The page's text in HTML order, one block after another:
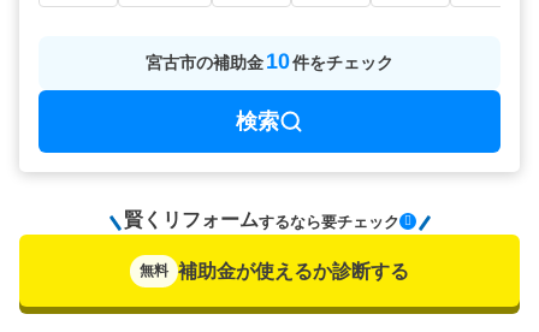
宮古市の補助金10件をチェック
検索
賢くリフォームするなら要チェック
無料 補助金が使えるか診断する